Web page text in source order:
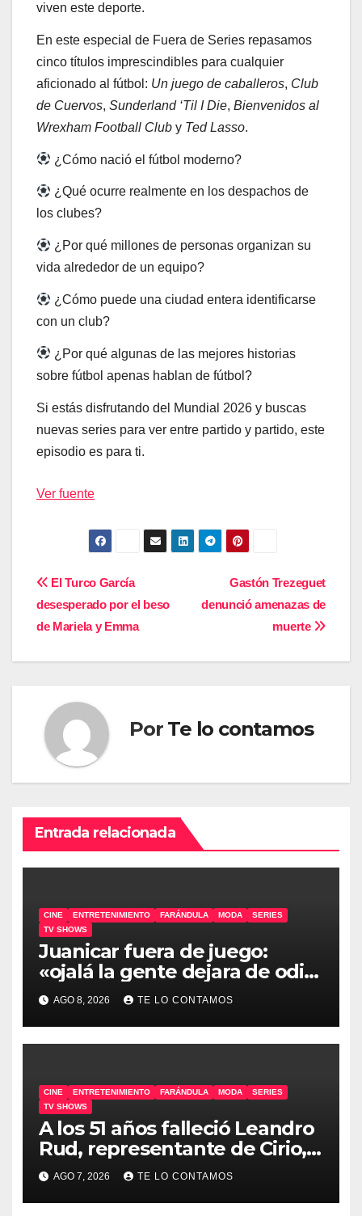
viven este deporte.
En este especial de Fuera de Series repasamos
cinco títulos imprescindibles para cualquier
aficionado al fútbol: Un juego de caballeros, Club
de Cuervos, Sunderland ‘Til I Die, Bienvenidos al
Wrexham Football Club y Ted Lasso.
¿Cómo nació el fútbol moderno?
¿Qué ocurre realmente en los despachos de
los clubes?
¿Por qué millones de personas organizan su
vida alrededor de un equipo?
¿Cómo puede una ciudad entera identificarse
con un club?
¿Por qué algunas de las mejores historias
sobre fútbol apenas hablan de fútbol?
Si estás disfrutando del Mundial 2026 y buscas
nuevas series para ver entre partido y partido, este
episodio es para ti.
Ver fuente
Navegación
de
entradas
Gastón Trezeguet
denunció amenazas de
muerte
El Turco García
desesperado por el beso
de Mariela y Emma
Por Te lo contamos
Entrada relacionada
CINE ENTRETENIMIENTO FARÁNDULA MODA
SERIES
TV SHOWS
Juanicar fuera de juego:
«ojalá la gente dejara de odiar
tanto»
AGO 8, 2026 TE LO CONTAMOS
CINE ENTRETENIMIENTO FARÁNDULA MODA
SERIES
TV SHOWS
A los 51 años falleció Leandro
Rud, representante de Cirio,
Loly, Marengo y Maglietti
AGO 7, 2026 TE LO CONTAMOS